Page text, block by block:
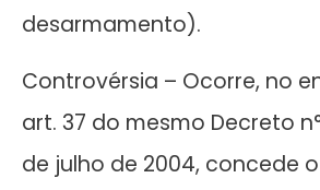
desarmamento).
Controvérsia – Ocorre, no
art. 37 do mesmo Decreto n°
de julho de 2004, concede